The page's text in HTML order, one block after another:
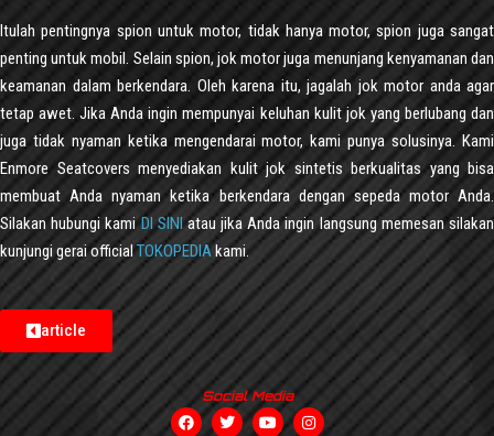
Itulah pentingnya spion untuk motor, tidak hanya motor, spion juga sangat
penting untuk mobil. Selain spion, jok motor juga menunjang kenyamanan dan
keamanan dalam berkendara. Oleh karena itu, jagalah jok motor anda agar
tetap awet. Jika Anda ingin mempunyai keluhan kulit jok yang berlubang dan
juga tidak nyaman ketika mengendarai motor, kami punya solusinya. Kami
Enmore Seatcovers menyediakan kulit jok sintetis berkualitas yang bisa
membuat Anda nyaman ketika berkendara dengan sepeda motor Anda.
Silakan hubungi kamiDI SINIatau jika Anda ingin langsung memesan silakan
kunjungi gerai officialTOKOPEDIAkami.
article
Social Media